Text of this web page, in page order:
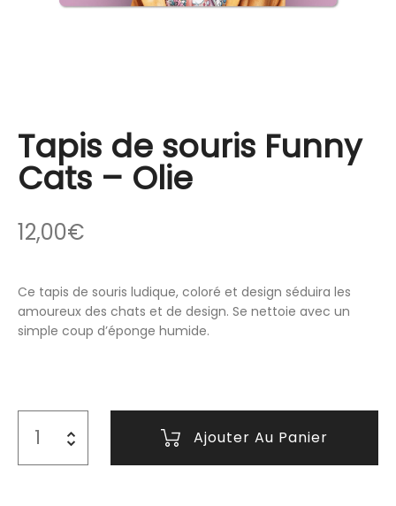
Tapis de souris Funny
Cats – Olie
12,00€
Ce tapis de souris ludique, coloré et design séduira les
amoureux des chats et de design. Se nettoie avec un
simple coup d’éponge humide.
Ajouter Au Panier